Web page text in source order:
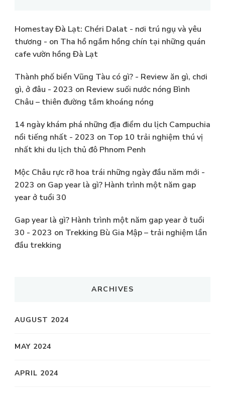
Homestay Đà Lạt: Chéri Dalat - nơi trú ngụ và yêu
thương - on Tha hồ ngắm hồng chín tại những quán
cafe vườn hồng Đà Lạt
Thành phố biển Vũng Tàu có gì? - Review ăn gì, chơi
gì, ở đâu - 2023 on Review suối nước nóng Bình
Châu – thiên đường tắm khoáng nóng
14 ngày khám phá những địa điểm du lịch Campuchia
nổi tiếng nhất - 2023 on Top 10 trải nghiệm thú vị
nhất khi du lịch thủ đô Phnom Penh
Mộc Châu rực rỡ hoa trái những ngày đầu năm mới -
2023 on Gap year là gì? Hành trình một năm gap
year ở tuổi 30
Gap year là gì? Hành trình một năm gap year ở tuổi
30 - 2023 on Trekking Bù Gia Mập – trải nghiệm lần
đầu trekking
ARCHIVES
AUGUST 2024
MAY 2024
APRIL 2024